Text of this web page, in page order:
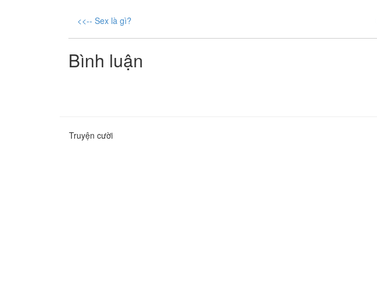
<<-- Sex là gì?
Bình luận
Truyện cười